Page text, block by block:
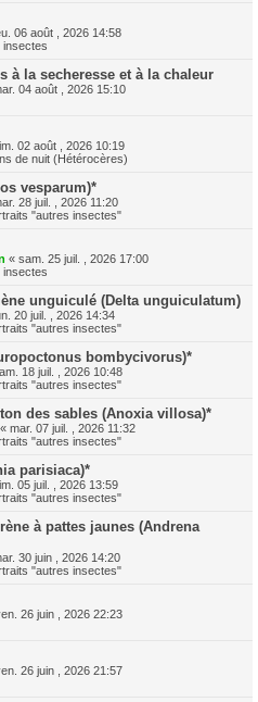
06 août , 2026 14:58
insectes
à la secheresse et à la chaleur
04 août , 2026 15:10
02 août , 2026 10:19
de nuit (Hétérocères)
vesparum)*
28 juil. , 2026 11:20
"autres insectes"
« sam. 25 juil. , 2026 17:00
insectes
unguiculé (Delta unguiculatum)
20 juil. , 2026 14:34
"autres insectes"
bombycivorus)*
18 juil. , 2026 10:48
"autres insectes"
des sables (Anoxia villosa)*
« mar. 07 juil. , 2026 11:32
"autres insectes"
parisiaca)*
05 juil. , 2026 13:59
"autres insectes"
à pattes jaunes (Andrena
30 juin , 2026 14:20
"autres insectes"
26 juin , 2026 22:23
26 juin , 2026 21:57